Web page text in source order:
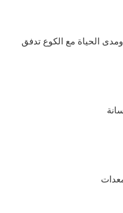
الحياة مع الكوع تدفق